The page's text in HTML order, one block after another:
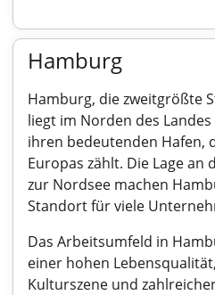
Hamburg
Hamburg, die zweitgrößte
liegt im Norden des
ihren bedeutenden Hafen,
Europas zählt. Die Lage an
zur Nordsee machen
Standort für viele
Das Arbeitsumfeld in
einer hohen
Kulturszene und